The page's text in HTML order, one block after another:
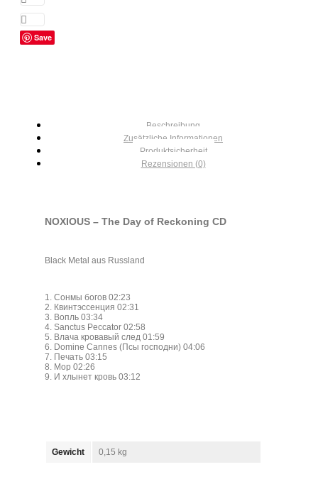
Save
Beschreibung
Zusätzliche Informationen
Produktsicherheit
Rezensionen (0)
NOXIOUS – The Day of Reckoning CD
Black Metal aus Russland
1. Сонмы богов 02:23
2. Квинтэссенция 02:31
3. Вопль 03:34
4. Sanctus Peccator 02:58
5. Влача кровавый след 01:59
6. Domine Cannes (Псы господни) 04:06
7. Печать 03:15
8. Мор 02:26
9. И хлынет кровь 03:12
Gewicht 0,15 kg